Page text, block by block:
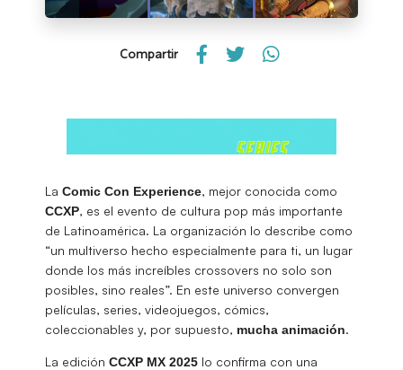
Compartir
La Comic Con Experience, mejor conocida como
CCXP, es el evento de cultura pop más importante
de Latinoamérica. La organización lo describe como
“un multiverso hecho especialmente para ti, un lugar
donde los más increíbles crossovers no solo son
posibles, sino reales”. En este universo convergen
películas, series, videojuegos, cómics,
coleccionables y, por supuesto, mucha animación.
La edición CCXP MX 2025 lo confirma con una